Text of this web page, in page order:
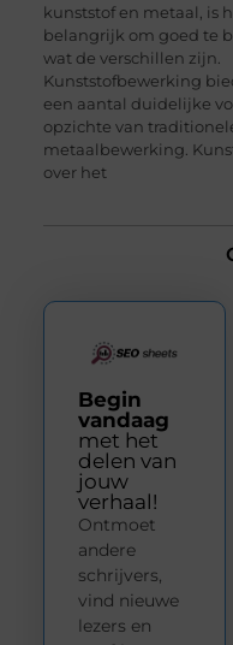
kunststof en metaal, is
belangrijk om goed te
wat de verschillen zijn.
Kunststofbewerking
een aantal duidelijke
opzichte van
metaalbewerking.
over het
Begin
vandaag
met het
delen van
jouw
verhaal!
Ontmoet
andere
schrijvers,
vind nieuwe
lezers en